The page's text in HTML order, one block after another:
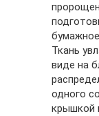
Ткань
виде на
одного
крышкой